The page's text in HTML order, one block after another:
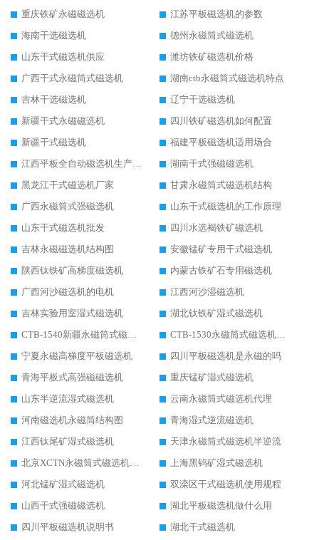
重庆铁矿永磁磁选机
江苏平板磁选机的参数
海南干选磁选机
德州永磁筒式磁选机
山东干式磁选机供应
潍坊铁矿磁选机价格
广西干式永磁筒式磁选机
湖南ctb永磁筒式磁选机特点
吉林干选磁选机
辽宁干选磁选机
新疆干式永磁磁选机
四川铁矿磁选机如何配置
新疆干式磁选机
福建平板磁选机适用场合
江西平板全自动磁选机生产厂家
湖南干式强磁磁选机
黑龙江干式磁选机厂家
甘肃永磁筒式磁选机结构
广西永磁筒式强磁选机
山东干式磁选机的工作原理
山东干式磁选机批发
四川水选褐铁矿磁选机
吉林永磁磁选机结构图
安徽锰矿专用干式磁选机
陕西钛铁矿高梯度磁选机
内蒙古铁矿石专用磁选机
广西河沙磁选机的电机
江西河沙湿磁选机
吉林实验用室湿式磁选机
湖北钛铁矿湿式磁选机
CTB-1540新疆永磁筒式磁选机
CTB-1530永磁筒式磁选机代理商
宁夏永磁高梯度平板磁选机
四川平板磁选机是永磁的吗
青海平板式高强磁磁选机
重庆锰矿湿式磁选机
山东半逆流湿式磁选机
云南永磁筒式磁选机代理
河南磁选机永磁筒结构图
青海湿式逆流磁选机
江西钛尾矿湿式磁选机
天津永磁筒式磁选机半逆流
北京XCTN永磁筒式磁选机磁块位置
上海黑钨矿湿式磁选机
河北锰矿湿式磁选机
双滦区干式磁选机使用规程
山西干式强磁磁选机
湖北平板磁选机做什么用
四川平板磁选机说明书
湖北干式磁选机